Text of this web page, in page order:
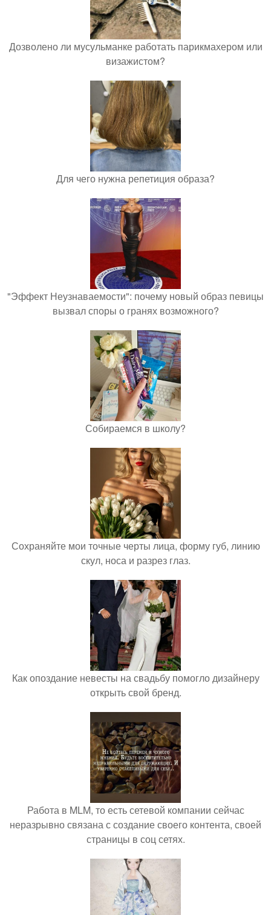
Дозволено ли мусульманке работать парикмахером или
визажистом?
Для чего нужна репетиция образа?
"Эффект Неузнаваемости": почему новый образ певицы
вызвал споры о гранях возможного?
Собираемся в школу?
Сохраняйте мои точные черты лица, форму губ, линию
скул, носа и разрез глаз.
Как опоздание невесты на свадьбу помогло дизайнеру
открыть свой бренд.
Работа в MLM, то есть сетевой компании сейчас
неразрывно связана с создание своего контента, своей
страницы в соц сетях.